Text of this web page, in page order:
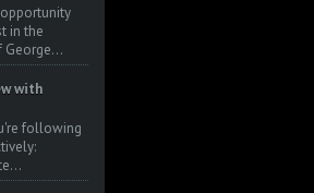
in the
George...
with
following